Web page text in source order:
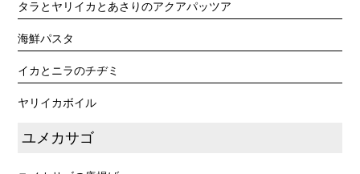
タラとヤリイカとあさりのアクアパッツア
海鮮パスタ
イカとニラのチヂミ
ヤリイカボイル
ユメカサゴ